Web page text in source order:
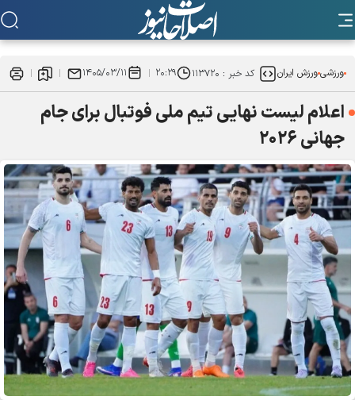
ورزشیورزش ایران کد خبر : ۱۱۳۷۲۰ ۲۰:۲۹ ۱۴۰۵/۰۳/۱۱
اعلام لیست نهایی تیم ملی فوتبال برای جام
جهانی ۲۰۲۶